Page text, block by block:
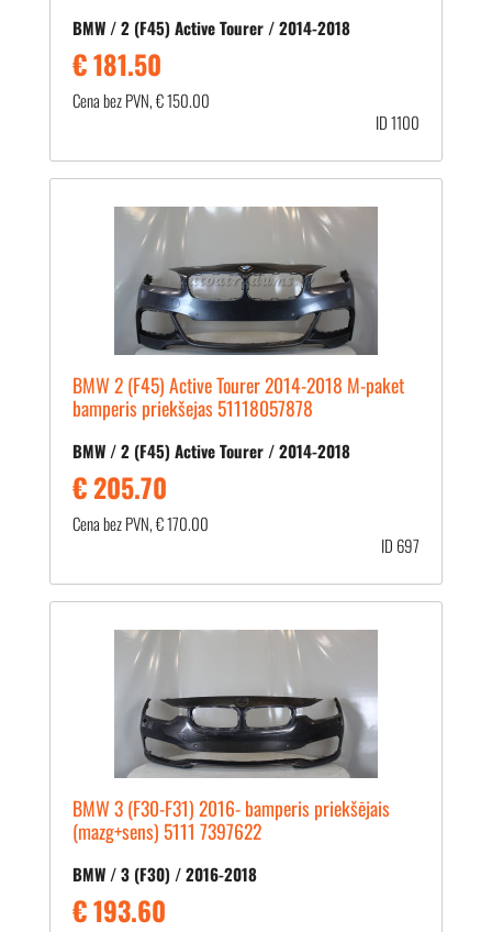
BMW / 2 (F45) Active Tourer / 2014-2018
€ 181.50
Cena bez PVN, € 150.00
ID 1100
BMW 2 (F45) Active Tourer 2014-2018 M-paket
bamperis priekšejas 51118057878
BMW / 2 (F45) Active Tourer / 2014-2018
€ 205.70
Cena bez PVN, € 170.00
ID 697
BMW 3 (F30-F31) 2016- bamperis priekšējais
(mazg+sens) 5111 7397622
BMW / 3 (F30) / 2016-2018
€ 193.60